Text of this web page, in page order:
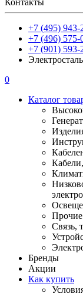
+7 (495) 943-
+7 (496) 575-
+7 (901) 593-
0
Каталог
Связь,
Бренды
Акции
Как купить